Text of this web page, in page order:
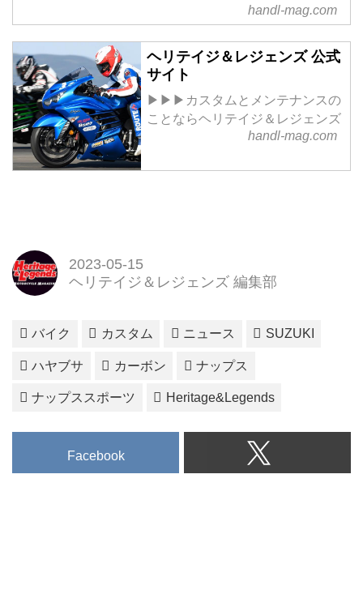
handl-mag.com
ヘリテイジ＆レジェンズ 公式
サイト
▶▶▶カスタムとメンテナンスの
ことならヘリテイジ＆レジェンズ
handl-mag.com
2023-05-15
ヘリテイジ＆レジェンズ 編集部
バイク カスタム ニュース SUZUKI
ハヤブサ カーボン ナップス
ナップススポーツ Heritage&Legends
Facebook